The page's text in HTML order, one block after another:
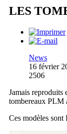
LES
News
16 février
2506
Jamais reproduits
tombereaux PLM
Ces modèles